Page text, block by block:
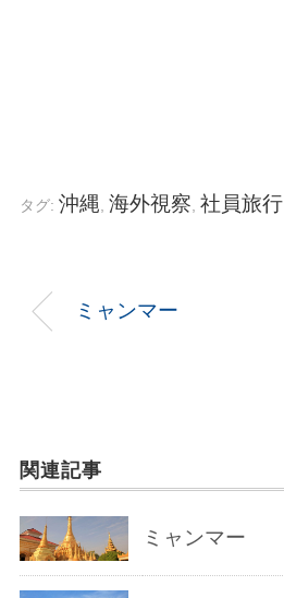
タグ: 沖縄, 海外視察, 社員旅行
ミャンマー
関連記事
ミャンマー